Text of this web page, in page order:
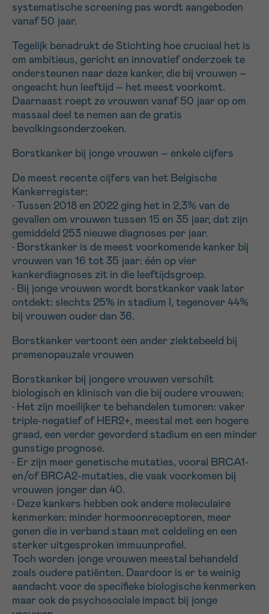
systematische screening pas wordt aangeboden
vanaf 50 jaar.
Tegelijk benadrukt de Stichting hoe cruciaal het is
om ambitieus, gericht en innovatief onderzoek te
ondersteunen naar deze kanker, die bij vrouwen –
ongeacht hun leeftijd – het meest voorkomt.
Daarnaast roept ze vrouwen vanaf 50 jaar op om
massaal deel te nemen aan de gratis
bevolkingsonderzoeken.
Borstkanker bij jonge vrouwen – enkele cijfers
De meest recente cijfers van het Belgische
Kankerregister:
• Tussen 2018 en 2022 ging het in 2,3% van de
gevallen om vrouwen tussen 15 en 35 jaar, dat zijn
gemiddeld 253 nieuwe diagnoses per jaar.
• Borstkanker is de meest voorkomende kanker bij
vrouwen van 16 tot 35 jaar: één op vier
kankerdiagnoses zit in die leeftijdsgroep.
• Bij jonge vrouwen wordt borstkanker vaak later
ontdekt: slechts 25% in stadium I, tegenover 44%
bij vrouwen ouder dan 36.
Borstkanker vertoont een ander ziektebeeld bij
premenopauzale vrouwen
Borstkanker bij jongere vrouwen verschilt
biologisch en klinisch van die bij oudere vrouwen:
• Het zijn moeilijker te behandelen tumoren: vaker
triple-negatief of HER2+, meestal met een hogere
graad, een verder gevorderd stadium en een minder
gunstige prognose.
• Er zijn meer genetische mutaties, vooral BRCA1-
en/of BRCA2-mutaties, die vaak voorkomen bij
vrouwen jonger dan 40.
• Deze kankers hebben ook andere moleculaire
kenmerken: minder hormoonreceptoren, meer
genen die in verband staan met celdeling en een
sterker uitgesproken immuunprofiel.
Toch worden jonge vrouwen meestal behandeld
zoals oudere patiënten. Daardoor is er te weinig
aandacht voor de specifieke biologische kenmerken
maar ook de psychosociale impact bij jonge
Ja, stuur mij de nieuwsbrief
Ik aanvaard de gebruiksvoorwaarden
*VERPLICHT VELD
Sturen